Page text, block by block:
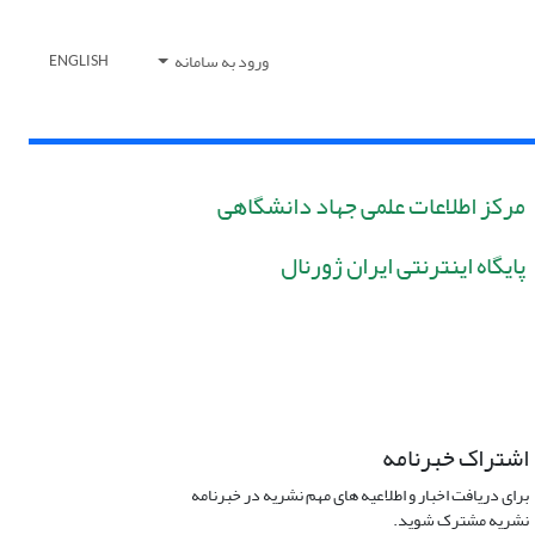
ورود به سامانه ENGLISH
مرکز اطلاعات علمی جهاد دانشگاهی
پایگاه اینترنتی ایران ژورنال
اشتراک خبرنامه
برای دریافت اخبار و اطلاعیه های مهم نشریه در خبرنامه
نشریه مشترک شوید.